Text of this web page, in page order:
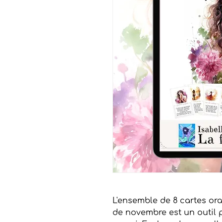
L'ensemble de 8 cartes
de novembre est un outil